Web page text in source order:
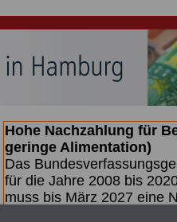
Hohe Nachzahlung für
geringe Alimentation)
Das
für die Jahre 2008 bis
muss bis März 2027 eine